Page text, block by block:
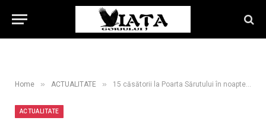
Home » ACTUALITATE » 15 căsătorii la Poarta Sărutului în noaptea de Revelion
ACTUALITATE